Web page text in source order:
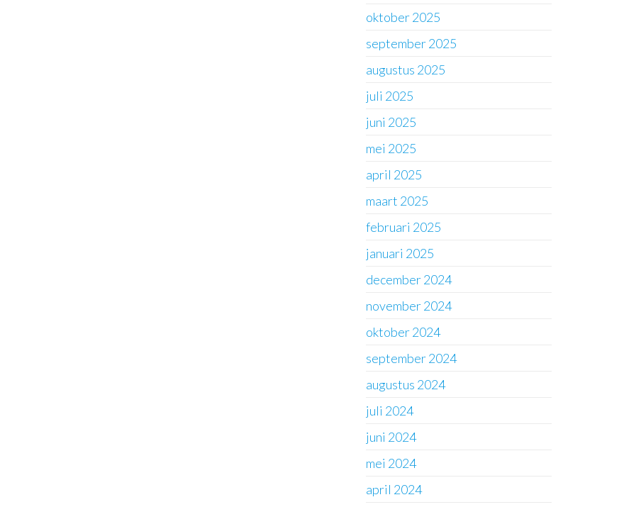
oktober 2025
september 2025
augustus 2025
juli 2025
juni 2025
mei 2025
april 2025
maart 2025
februari 2025
januari 2025
december 2024
november 2024
oktober 2024
september 2024
augustus 2024
juli 2024
juni 2024
mei 2024
april 2024